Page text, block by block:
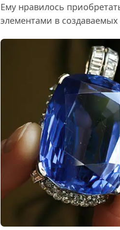
Ему нравилось
элементами в создаваемых